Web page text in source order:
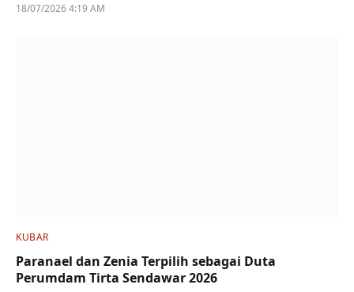
18/07/2026 4:19 AM
KUBAR
Paranael dan Zenia Terpilih sebagai Duta
Perumdam Tirta Sendawar 2026